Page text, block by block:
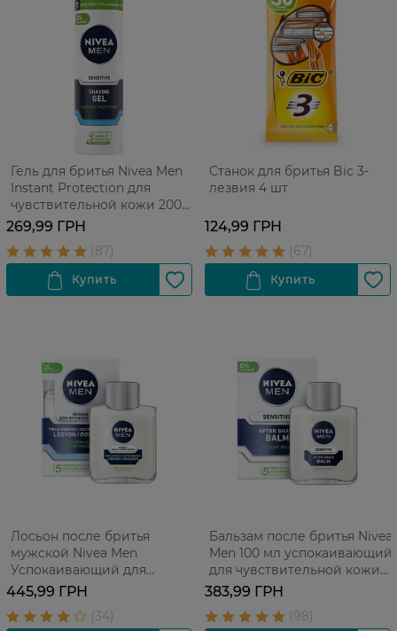
Гель для бритья Nivea Men
Instant Protection для
чувствительной кожи 200
мл
269,99 ГРН
Станок для бритья Bic 3-
лезвия 4 шт
124,99 ГРН
Лосьон после бритья
мужской Nivea Men
Успокаивающий для
чувствительной кожи без
содержания спирта 100 мл
445,99 ГРН
Бальзам после бритья Nivea
Men 100 мл успокаивающий
для чувствительной кожи
без содержания спирта 100
383,99 ГРН